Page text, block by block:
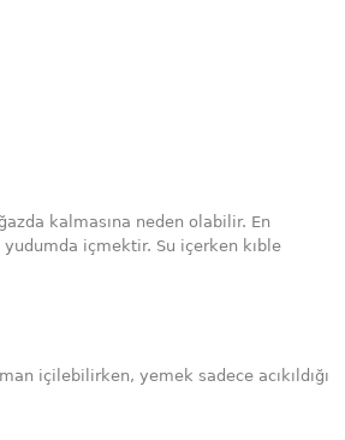
kalmasına neden olabilir. En
içmektir. Su içerken kıble
içilebilirken, yemek sadece acıkıldığı